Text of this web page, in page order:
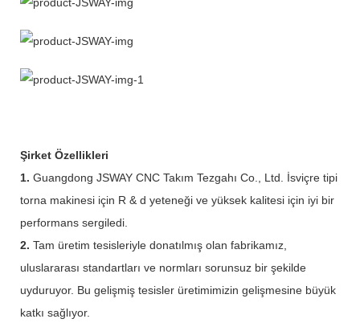
Şirket Özellikleri
1. Guangdong JSWAY CNC Takım Tezgahı Co., Ltd. İsviçre tipi
torna makinesi için R & d yeteneği ve yüksek kalitesi için iyi bir
performans sergiledi.
2. Tam üretim tesisleriyle donatılmış olan fabrikamız,
uluslararası standartları ve normları sorunsuz bir şekilde
uyduruyor. Bu gelişmiş tesisler üretimimizin gelişmesine büyük
katkı sağlıyor.